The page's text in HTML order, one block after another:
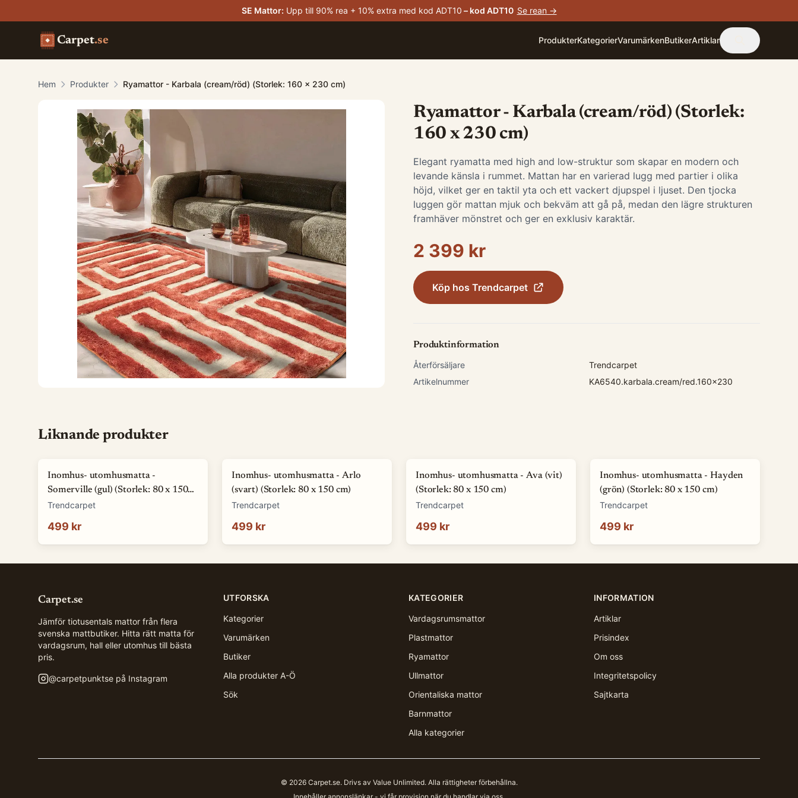
SE Mattor: Upp till 90% rea + 10% extra med kod ADT10 – kod ADT10 Se rean →
Carpet.se ProdukterKategorierVarumärkenButikerArtiklar
Hem Produkter Ryamattor - Karbala (cream/röd) (Storlek: 160 x 230 cm)
Ryamattor - Karbala (cream/röd) (Storlek:
160 x 230 cm)
Elegant ryamatta med high and low-struktur som skapar en modern och
levande känsla i rummet. Mattan har en varierad lugg med partier i olika
höjd, vilket ger en taktil yta och ett vackert djupspel i ljuset. Den tjocka
luggen gör mattan mjuk och bekväm att gå på, medan den lägre strukturen
framhäver mönstret och ger en exklusiv karaktär.
2 399 kr
Köp hos Trendcarpet
Produktinformation
Återförsäljare
Trendcarpet
Artikelnummer
KA6540.karbala.cream/red.160x230
Liknande produkter
Inomhus- utomhusmatta -
Somerville (gul) (Storlek: 80 x 150
cm)
Trendcarpet
499 kr
Inomhus- utomhusmatta - Arlo
(svart) (Storlek: 80 x 150 cm)
Trendcarpet
499 kr
Inomhus- utomhusmatta - Ava (vit)
(Storlek: 80 x 150 cm)
Trendcarpet
499 kr
Inomhus- utomhusmatta - Hayden
(grön) (Storlek: 80 x 150 cm)
Trendcarpet
499 kr
Carpet.se
Jämför tiotusentals mattor från flera
svenska mattbutiker. Hitta rätt matta för
vardagsrum, hall eller utomhus till bästa
pris.
@carpetpunktse på Instagram
UTFORSKA
Kategorier
Varumärken
Butiker
Alla produkter A-Ö
Sök
KATEGORIER
Vardagsrumsmattor
Plastmattor
Ryamattor
Ullmattor
Orientaliska mattor
Barnmattor
Alla kategorier
INFORMATION
Artiklar
Prisindex
Om oss
Integritetspolicy
Sajtkarta
© 2026 Carpet.se. Drivs av Value Unlimited. Alla rättigheter förbehållna.